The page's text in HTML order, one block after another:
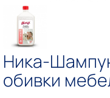
Ника-
обивки